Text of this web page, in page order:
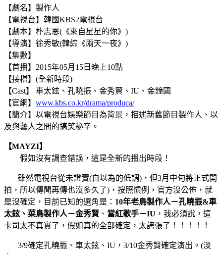
【劇名】製作人
【電視台】韓國KBS2電視台
【劇本】朴志恩(《來自星星的你》)
【導演】徐秀敏(韓綜《兩天一夜》)
【集數】
【首播】2015年05月15日晚上10點
【接檔】(全新時段)
【Cast】 車太鉉、孔曉振、金秀賢、IU 、 金鐘國
【官網】 www.kbs.co.kr/drama/produca/
【簡介】以電視台娛樂節目為背景，描述新舊節目製作人、以
及與藝人之間的搞笑秘辛。
【MAYZI】
假如沒有調查錯誤，這是全新的播出時段！
雖然電視台從未證實(自以為的低調)，但3月中旬將正式開
拍，所以傳聞再傳也沒多久了)，按照慣例，官方沒公佈，就
是沒確定，目前已知的選角是： 10年老鳥製作人－孔曉振&車
太鉉、菜鳥製作人－金秀賢、 當紅歌手－IU ，我必須說，這
卡司太不真實了，假如真的全部確定，太誇張了！！！！！
3/9確定孔曉振、車太鉉、IU，3/10金秀賢確定演出。(淡